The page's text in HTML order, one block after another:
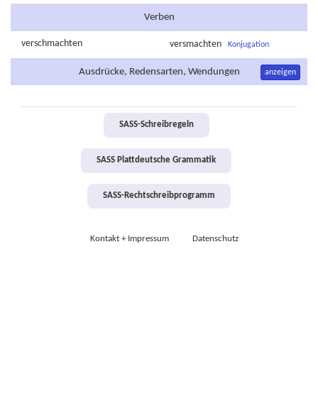
Verben
verschmachten versmachten Konjugation
Ausdrücke, Redensarten, Wendungen anzeigen
SASS-Schreibregeln
SASS Plattdeutsche Grammatik
SASS-Rechtschreibprogramm
Kontakt + Impressum Datenschutz